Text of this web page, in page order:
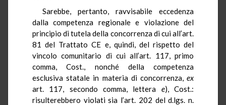
Sarebbe, pertanto, ravvisabile eccedenza
dalla competenza regionale e violazione del
principio di tutela della concorrenza di cui all’art.
81 del Trattato CE e, quindi, del rispetto del
vincolo comunitario di cui all’art. 117, primo
comma, Cost., nonché della competenza
esclusiva statale in materia di concorrenza, ex
art. 117, secondo comma, lettera e), Cost.:
risulterebbero violati sia l’art. 202 del d.lgs. n.